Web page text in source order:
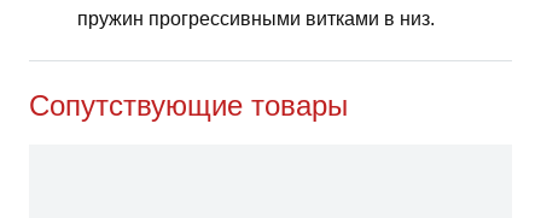
пружин прогрессивными витками в низ.
Сопутствующие товары